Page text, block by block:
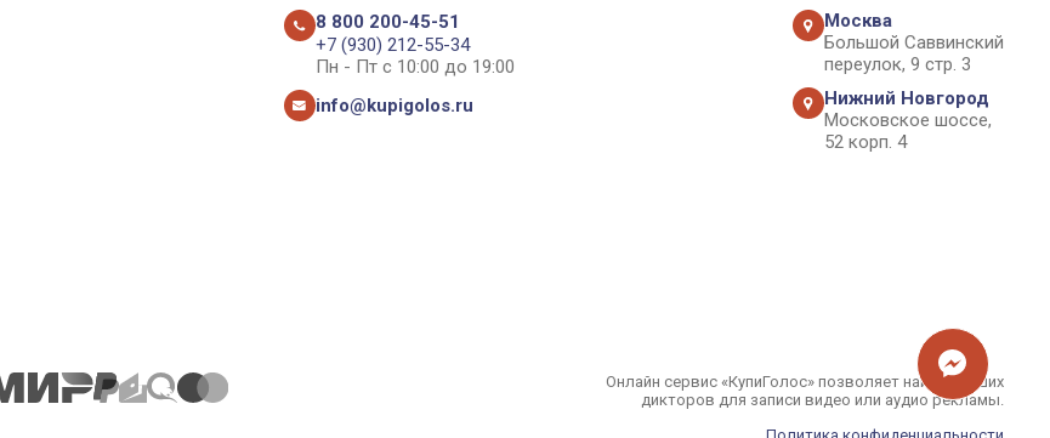
8 800 200-45-51
+7 (930) 212-55-34
Пн - Пт с 10:00 до 19:00
info@kupigolos.ru
Москва
Большой Саввинский
переулок, 9 стр. 3
Нижний Новгород
Московское шоссе,
52 корп. 4
Онлайн сервис «КупиГолос» позволяет найти лучших
дикторов для записи видео или аудио рекламы.